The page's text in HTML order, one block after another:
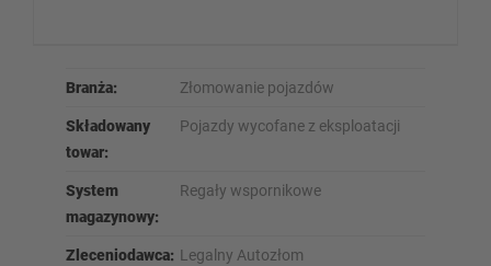
Branża: Złomowanie pojazdów
Składowany
towar:
Pojazdy wycofane z eksploatacji
System
magazynowy:
Regały wspornikowe
Zleceniodawca: Legalny Autozłom